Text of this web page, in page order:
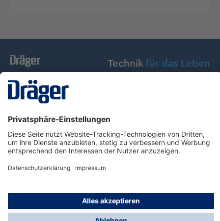
Technik für das Leben
Dräger Austria GmbH
Über Dräger
Informationen
© Dräger Austria GmbH, 2024
* Alle Preise exkl. gesetzl. Mehrwertsteuer zzgl.